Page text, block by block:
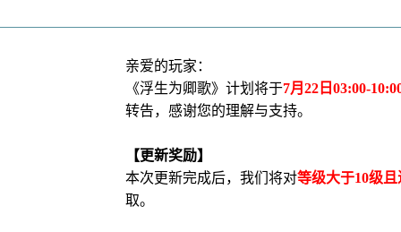
亲爱的玩家：
《浮生为卿歌》计划将于7月22日03:00-
转告，感谢您的理解与支持。
【更新奖励】
本次更新完成后，我们将对等级大于10级
取。